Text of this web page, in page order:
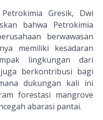
Gresik, Dwi
bahwa Petrokimia
berwawasan
memiliki kesadaran
lingkungan dari
berkontribusi bagi
dukungan kali ini
forestasi mangrove
abarasi pantai.